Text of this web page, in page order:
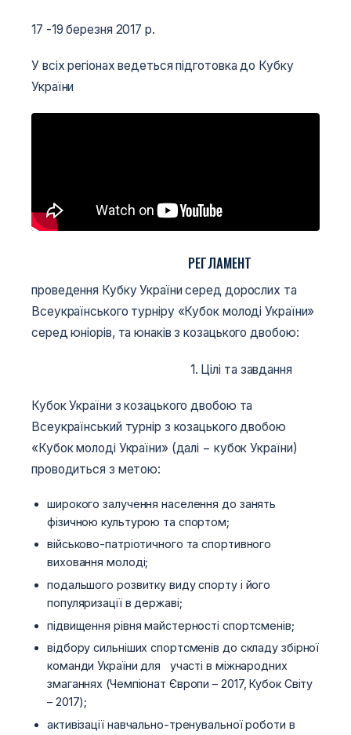
17 -19 березня 2017 р.
У всіх регіонах ведеться підготовка до Кубку
України
РЕГЛАМЕНТ
проведення Кубку України серед дорослих та
Всеукраїнського турніру «Кубок молоді України»
серед юніорів, та юнаків з козацького двобою:
1. Цілі та завдання
Кубок України з козацького двобою та
Всеукраїнський турнір з козацького двобою
«Кубок молоді України» (далі − кубок України)
проводиться з метою:
широкого залучення населення до занять
фізичною культурою та спортом;
військово-патріотичного та спортивного
виховання молоді;
подальшого розвитку виду спорту і його
популяризації в державі;
підвищення рівня майстерності спортсменів;
відбору сильніших спортсменів до складу збірної
команди України для участі в міжнародних
змаганнях (Чемпіонат Європи – 2017, Кубок Світу
– 2017);
активізації навчально-тренувальної роботи в